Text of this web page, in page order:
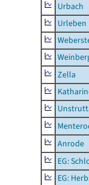
Urbach
Urleben
Zella
Anrode
EG:
EG: